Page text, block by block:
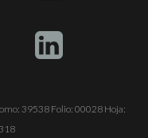
39538 Folio: 00028 Hoja: